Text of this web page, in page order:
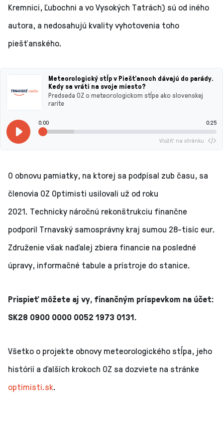
Kremnici, Ľubochni a vo Vysokých Tatrách) sú od iného
autora, a nedosahujú kvality vyhotovenia toho
piešťanského.
Meteorologický stĺp v Piešťanoch dávajú do parády.
Kedy sa vráti na svoje miesto?
Predseda OZ o meteorologickom stĺpe ako slovenskej
rarite
0:00 0:25
Vložiť na stránku
O obnovu pamiatky, na ktorej sa podpísal zub času, sa
členovia OZ Optimisti usilovali už od roku
2021. Technicky náročnú rekonštrukciu finančne
podporil Trnavský samosprávny kraj sumou 28-tisíc eur.
Združenie však naďalej zbiera financie na posledné
úpravy, informačné tabule a prístroje do stanice.
Prispieť môžete aj vy, finančným príspevkom na účet:
SK28 0900 0000 0052 1973 0131.
Všetko o projekte obnovy meteorologického stĺpa, jeho
histórií a ďalších krokoch OZ sa dozviete na stránke
optimisti.sk.